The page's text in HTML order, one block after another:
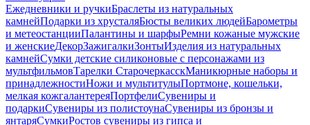
Ежедневники и ручкиБраслеты из натуральных
камнейПодарки из хрусталяБюсты великих людейБарометры
и метеостанцииПалантины и шарфыРемни кожаные мужские
и женскиеДекорЗажигалкиЗонтыИзделия из натуральных
камнейСумки детские силиконовые с персонажами из
мультфильмовТарелки СтарочеркасскМаникюрные наборы и
принадлежностиНожи и мультитулыПортмоне, кошельки,
мелкая кожгалантереяПортфелиСувениры и
подаркиСувениры из полистоунаСувениры из бронзы и
янтаряСумкиРостов сувениры из гипса и